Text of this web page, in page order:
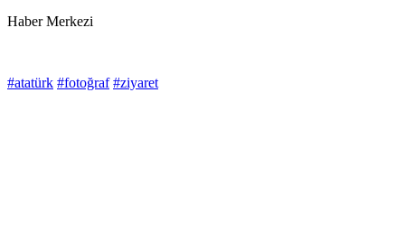
Haber Merkezi
#atatürk #fotoğraf #ziyaret